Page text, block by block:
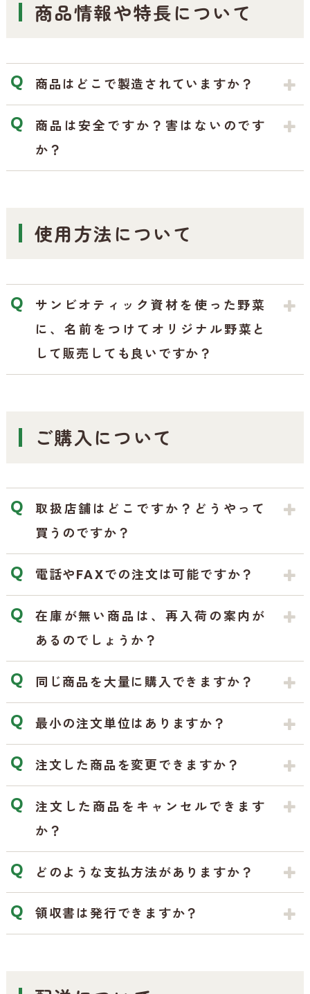
商品情報や特長について
商品はどこで製造されていますか？
商品は安全ですか？害はないのです
か？
使用方法について
サンビオティック資材を使った野菜
に、名前をつけてオリジナル野菜と
して販売しても良いですか？
ご購入について
取扱店舗はどこですか？どうやって
買うのですか？
電話やFAXでの注文は可能ですか？
在庫が無い商品は、再入荷の案内が
あるのでしょうか？
同じ商品を大量に購入できますか？
最小の注文単位はありますか？
注文した商品を変更できますか？
注文した商品をキャンセルできます
か？
どのような支払方法がありますか？
領収書は発行できますか？